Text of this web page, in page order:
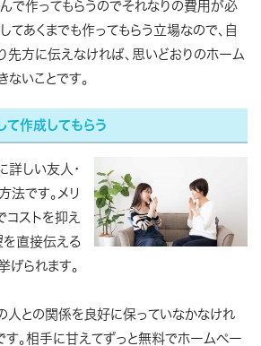
んで作ってもらうのでそれなりの費用が必
てあくまでも作ってもらう立場なので、自
先方に伝えなければ、思いどおりのホーム
いことです。
て作成してもらう
詳しい友人・
法です。メリ
コストを抑え
を直接伝える
げられます。
の人との関係を良好に保っていなかなけれ
す。相手に甘えてずっと無料でホームペー